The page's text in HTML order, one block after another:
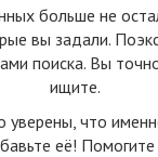
больше не
вы задали.
поиска. Вы
ищите.
уверены, что
её!